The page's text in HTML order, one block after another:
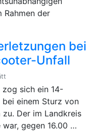
Rahmen der
bei
Unfall
zog sich ein 14-
einem Sturz von
Der im Landkreis
gegen 16.00 …